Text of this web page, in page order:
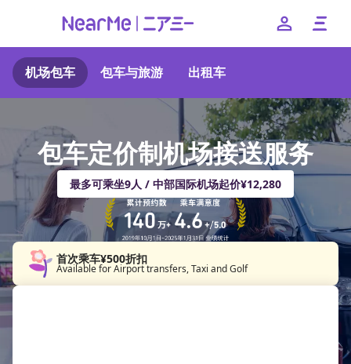
特点
使用方法
帮助
If you have any questions about your booking, please
contact us
机场包车 包车与旅游 出租车
包车定价制机场接送服务
最多可乘坐9人 / 中部国际机场起价¥12,280
首次乘车¥500折扣
Available for Airport transfers, Taxi and Golf